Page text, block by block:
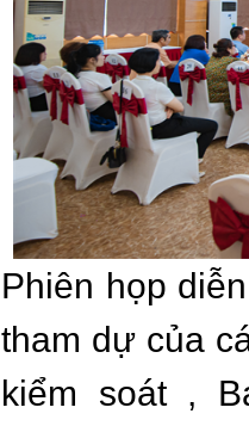
Phiên họp
tham dự của
kiểm soát ,